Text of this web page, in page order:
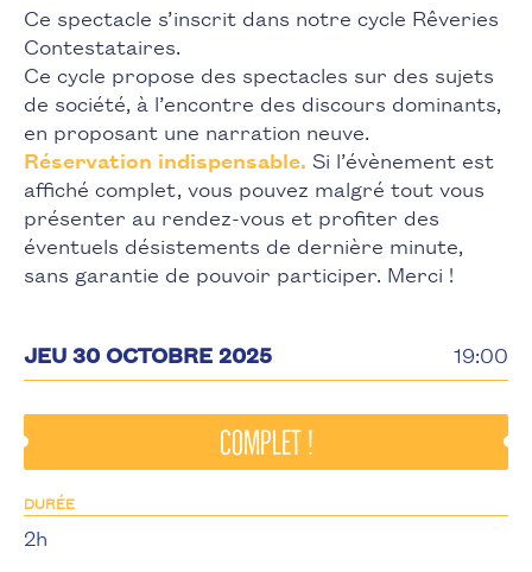
JEU 30 OCTOBRE 2025 19:00
complet !
DURÉE
2h
Ce spectacle s’inscrit dans notre cycle Rêveries
Contestataires.
Ce cycle propose des spectacles sur des sujets
de société, à l’encontre des discours dominants,
en proposant une narration neuve.
Réservation indispensable. Si l’évènement est
affiché complet, vous pouvez malgré tout vous
présenter au rendez-vous et profiter des
éventuels désistements de dernière minute,
sans garantie de pouvoir participer. Merci !